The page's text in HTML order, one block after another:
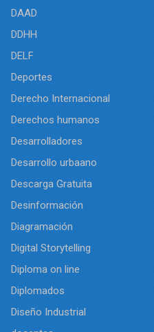
DAAD
DDHH
DELF
Deportes
Derecho Internacional
Derechos humanos
Desarrolladores
Desarrollo urbaano
Descarga Gratuita
Desinformación
Diagramación
Digital Storytelling
Diploma on line
Diplomados
Diseño Industrial